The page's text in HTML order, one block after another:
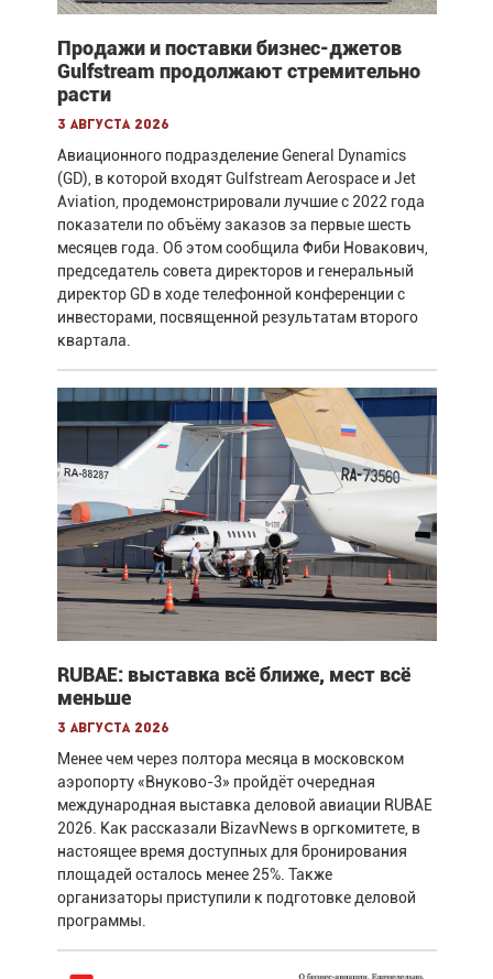
Продажи и поставки бизнес-джетов
Gulfstream продолжают стремительно
расти
3 августа 2026
Авиационного подразделение General Dynamics
(GD), в которой входят Gulfstream Aerospace и Jet
Aviation, продемонстрировали лучшие с 2022 года
показатели по объёму заказов за первые шесть
месяцев года. Об этом сообщила Фиби Новакович,
председатель совета директоров и генеральный
директор GD в ходе телефонной конференции с
инвесторами, посвященной результатам второго
квартала.
RUBAE: выставка всё ближе, мест всё
меньше
3 августа 2026
Менее чем через полтора месяца в московском
аэропорту «Внуково-3» пройдёт очередная
международная выставка деловой авиации RUBAE
2026. Как рассказали BizavNews в оргкомитете, в
настоящее время доступных для бронирования
площадей осталось менее 25%. Также
организаторы приступили к подготовке деловой
программы.